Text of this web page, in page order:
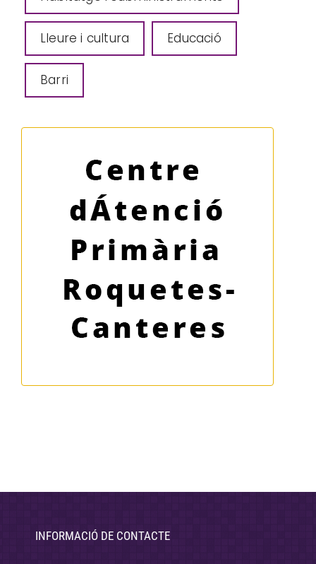
Lleure i cultura Educació
Barri
Centre d'Átenció Primària
Roquetes-Canteres
Ambulatòri
Tlf: 93 276 80 68
INFORMACIÓ DE CONTACTE